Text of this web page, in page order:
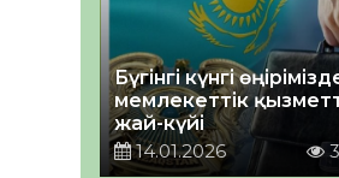
Бүгінгі күнгі
мемлекеттік
жай-күйі
14.01.2026